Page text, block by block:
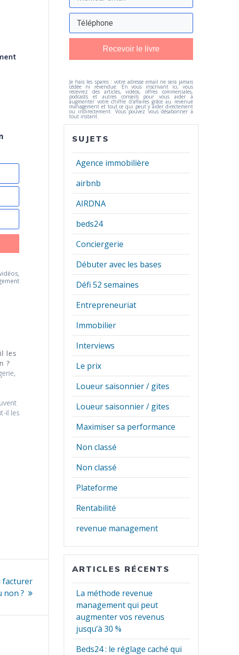
les
?
il les
nuit
?
facturer
non ?
Recevoir le livre
Je hais les spams : votre adresse email ne sera jamais
cédée ni revendue. En vous inscrivant ici, vous
recevrez des articles, vidéos, offres commerciales,
podcasts et autres conseils pour vous aider à
augmenter votre chiffre d'affaires grâce au revenue
management et tout ce qui peut y aider directement
ou indirectement. Vous pouvez vous désabonner à
tout instant.
SUJETS
Agence immobilière
airbnb
AIRDNA
beds24
Conciergerie
Débuter avec les bases
Défi 52 semaines
Entrepreneuriat
Immobilier
Interviews
Le prix
Loueur saisonnier / gites
Loueur saisonnier / gites
Maximiser sa performance
Non classé
Non classé
Plateforme
Rentabilité
revenue management
ARTICLES RÉCENTS
La méthode revenue
management qui peut
augmenter vos revenus
jusqu’à 30 %
Beds24 : le réglage caché qui